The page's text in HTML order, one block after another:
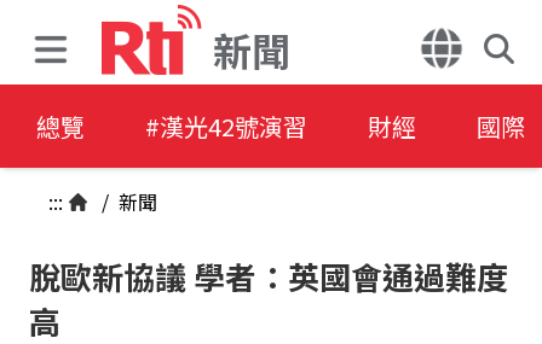
新聞
總覽 #漢光42號演習 財經 國際
::: / 新聞
脫歐新協議 學者：英國會通過難度
高